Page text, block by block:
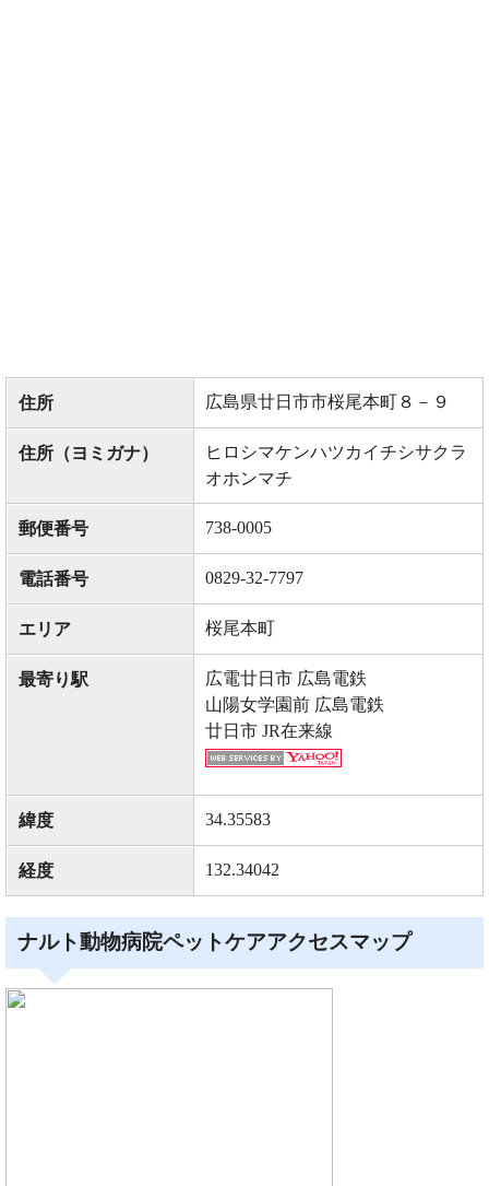
住所 広島県廿日市市桜尾本町８－９
住所（ヨミガナ）
ヒロシマケンハツカイチシサクラ
オホンマチ
郵便番号 738-0005
電話番号 0829-32-7797
エリア 桜尾本町
最寄り駅
広電廿日市 広島電鉄
山陽女学園前 広島電鉄
廿日市 JR在来線
緯度 34.35583
経度 132.34042
ナルト動物病院ペットケアアクセスマップ